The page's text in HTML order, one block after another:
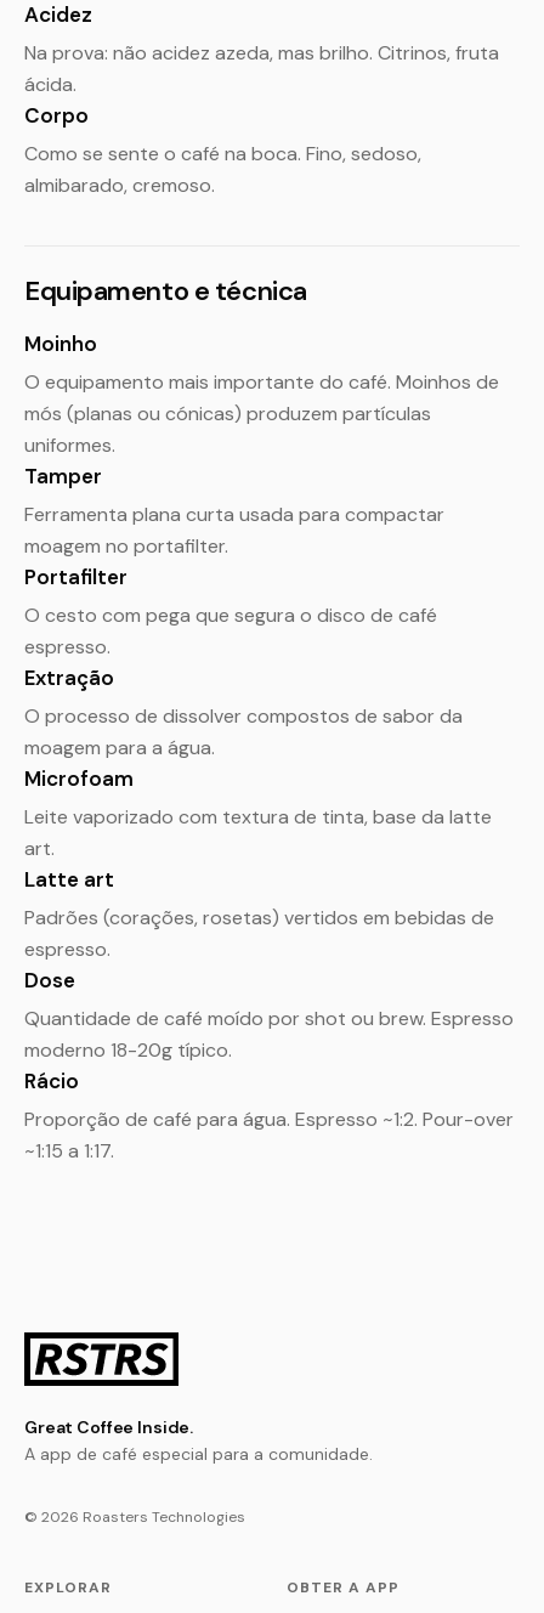
Acidez
Na prova: não acidez azeda, mas brilho. Citrinos, fruta
ácida.
Corpo
Como se sente o café na boca. Fino, sedoso,
almibarado, cremoso.
Equipamento e técnica
Moinho
O equipamento mais importante do café. Moinhos de
mós (planas ou cónicas) produzem partículas
uniformes.
Tamper
Ferramenta plana curta usada para compactar
moagem no portafilter.
Portafilter
O cesto com pega que segura o disco de café
espresso.
Extração
O processo de dissolver compostos de sabor da
moagem para a água.
Microfoam
Leite vaporizado com textura de tinta, base da latte
art.
Latte art
Padrões (corações, rosetas) vertidos em bebidas de
espresso.
Dose
Quantidade de café moído por shot ou brew. Espresso
moderno 18-20g típico.
Rácio
Proporção de café para água. Espresso ~1:2. Pour-over
~1:15 a 1:17.
Great Coffee Inside.
A app de café especial para a comunidade.
© 2026 Roasters Technologies
EXPLORAR OBTER A APP